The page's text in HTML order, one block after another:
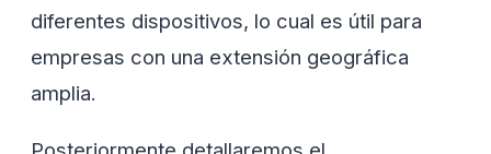
diferentes dispositivos, lo cual es útil para
empresas con una extensión geográfica
amplia.